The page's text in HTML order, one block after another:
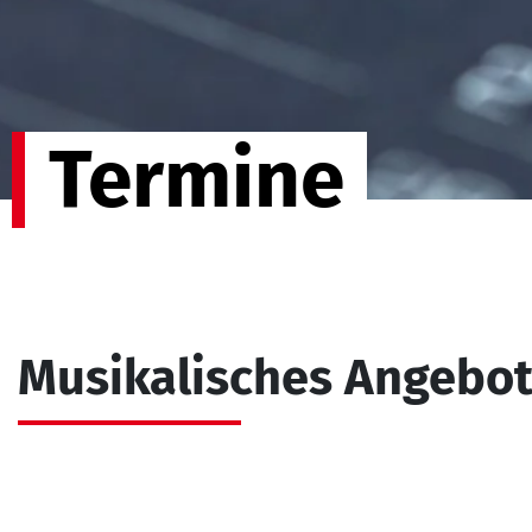
Termine
Musikalisches Angebot